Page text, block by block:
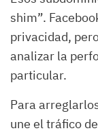
shim”.
privacidad,
analizar la
particular.
Para
une el tráfico